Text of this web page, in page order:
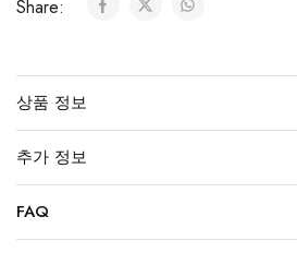
Share:
상품 정보
추가 정보
FAQ